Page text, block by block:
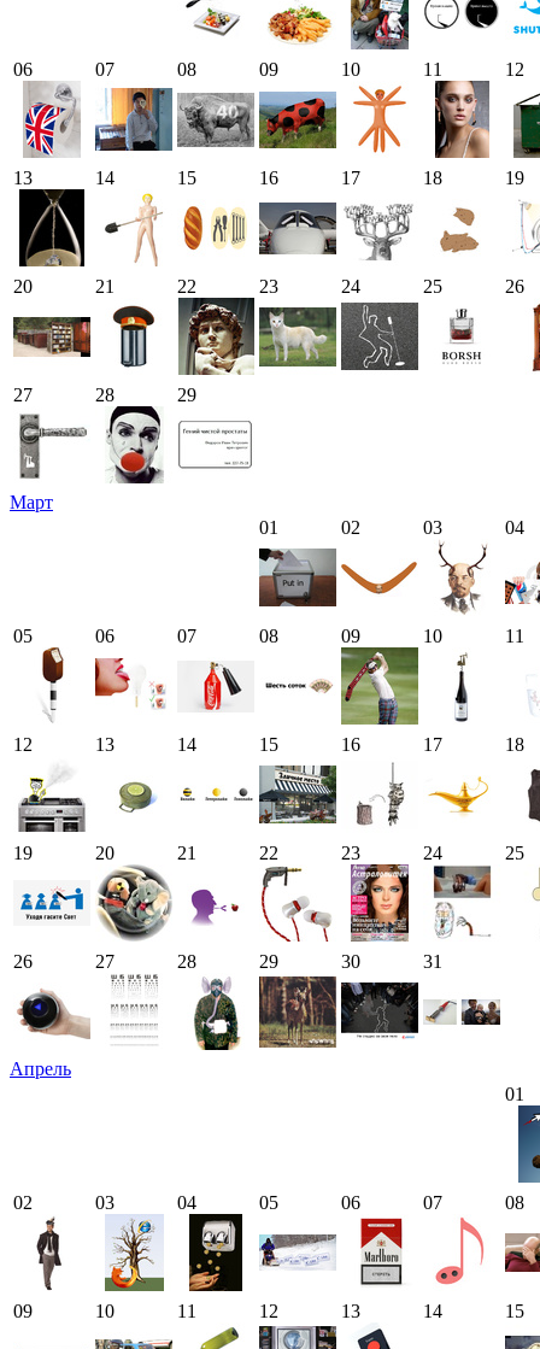
06 07 08 09 10 11 12
13 14 15 16 17 18 19
20 21 22 23 24 25 26
27 28 29
Март
01
02 03 04
05 06 07 08 09 10 11
12 13 14 15 16 17 18
19 20 21 22 23 24 25
26 27 28 29 30 31
Апрель
01
02 03 04 05 06 07 08
09 10 11 12 13 14 15